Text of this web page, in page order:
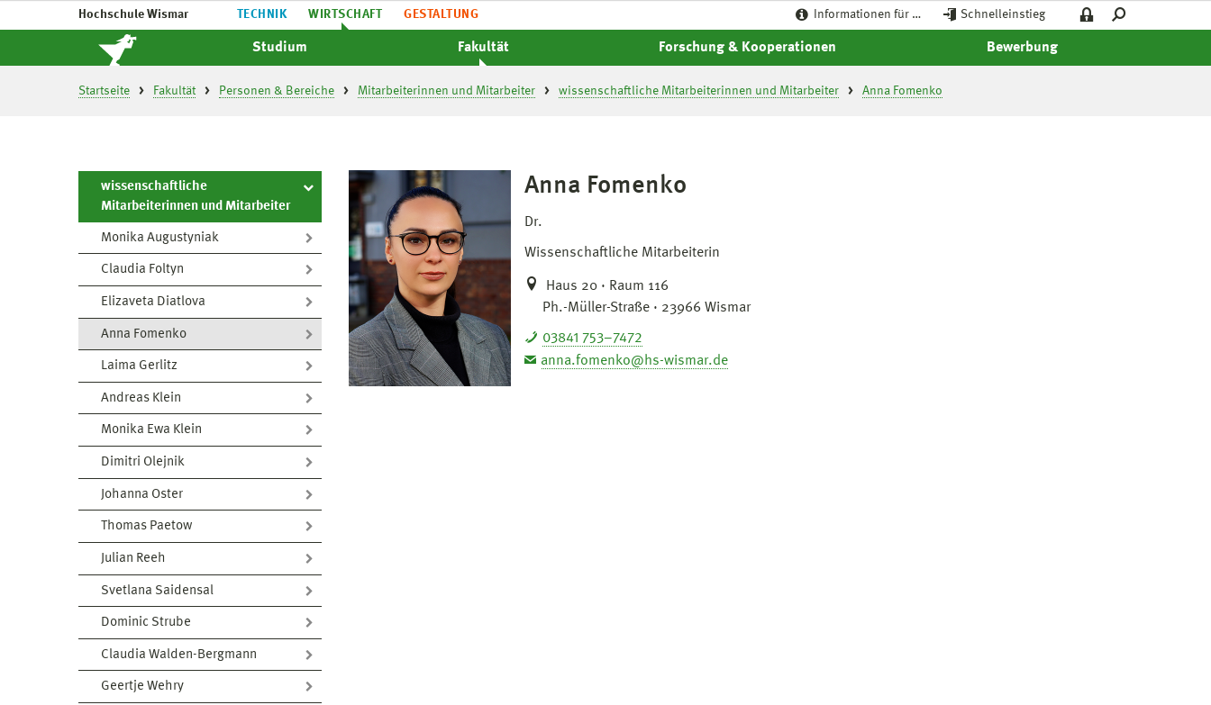
Hochschule Wismar TECHNIK WIRTSCHAFT GESTALTUNG Informationen für … Schnelleinstieg
Studium Fakultät Forschung & Kooperationen Bewerbung
Startseite Fakultät Personen & Bereiche Mitarbeiterinnen und Mitarbeiter wissenschaftliche Mitarbeiterinnen und Mitarbeiter Anna Fomenko
wissenschaftliche
Mitarbeiterinnen und Mitarbeiter
Monika Augustyniak
Claudia Foltyn
Elizaveta Diatlova
Anna Fomenko
Laima Gerlitz
Andreas Klein
Monika Ewa Klein
Dimitri Olejnik
Johanna Oster
Thomas Paetow
Julian Reeh
Svetlana Saidensal
Dominic Strube
Claudia Walden-Bergmann
Geertje Wehry
Anna Fomenko
Dr.
Wissenschaftliche Mitarbeiterin
Haus 20 · Raum 116
Ph.-Müller-Straße · 23966 Wismar
03841 753–7472
anna.fomenko@hs-wismar.de